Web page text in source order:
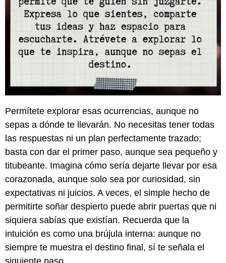
Permítete explorar esas ocurrencias, aunque no
sepas a dónde te llevarán. No necesitas tener todas
las respuestas ni un plan perfectamente trazado;
basta con dar el primer paso, aunque sea pequeño y
titubeante. Imagina cómo sería dejarte llevar por esa
corazonada, aunque solo sea por curiosidad, sin
expectativas ni juicios. A veces, el simple hecho de
permitirte soñar despierto puede abrir puertas que ni
siquiera sabías que existían. Recuerda que la
intuición es como una brújula interna: aunque no
siempre te muestra el destino final, sí te señala el